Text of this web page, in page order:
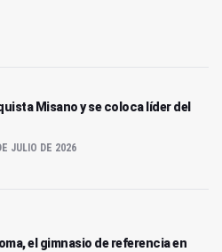
Misano y se coloca líder del
JULIO DE 2026
el gimnasio de referencia en